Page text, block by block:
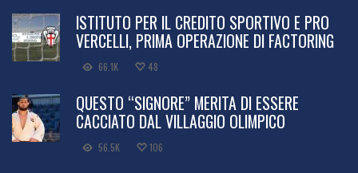
ISTITUTO PER IL CREDITO SPORTIVO E PRO
VERCELLI, PRIMA OPERAZIONE DI FACTORING
66.1K 48
QUESTO “SIGNORE” MERITA DI ESSERE
CACCIATO DAL VILLAGGIO OLIMPICO
56.5K 106